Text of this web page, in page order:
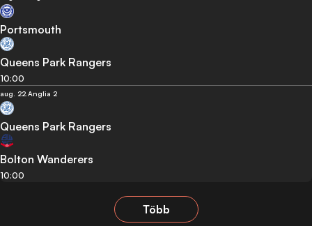
Portsmouth
Queens Park Rangers
10:00
aug. 22. Anglia 2
Queens Park Rangers
Bolton Wanderers
10:00
Több